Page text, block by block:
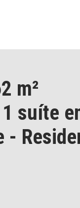
m²
suíte
-